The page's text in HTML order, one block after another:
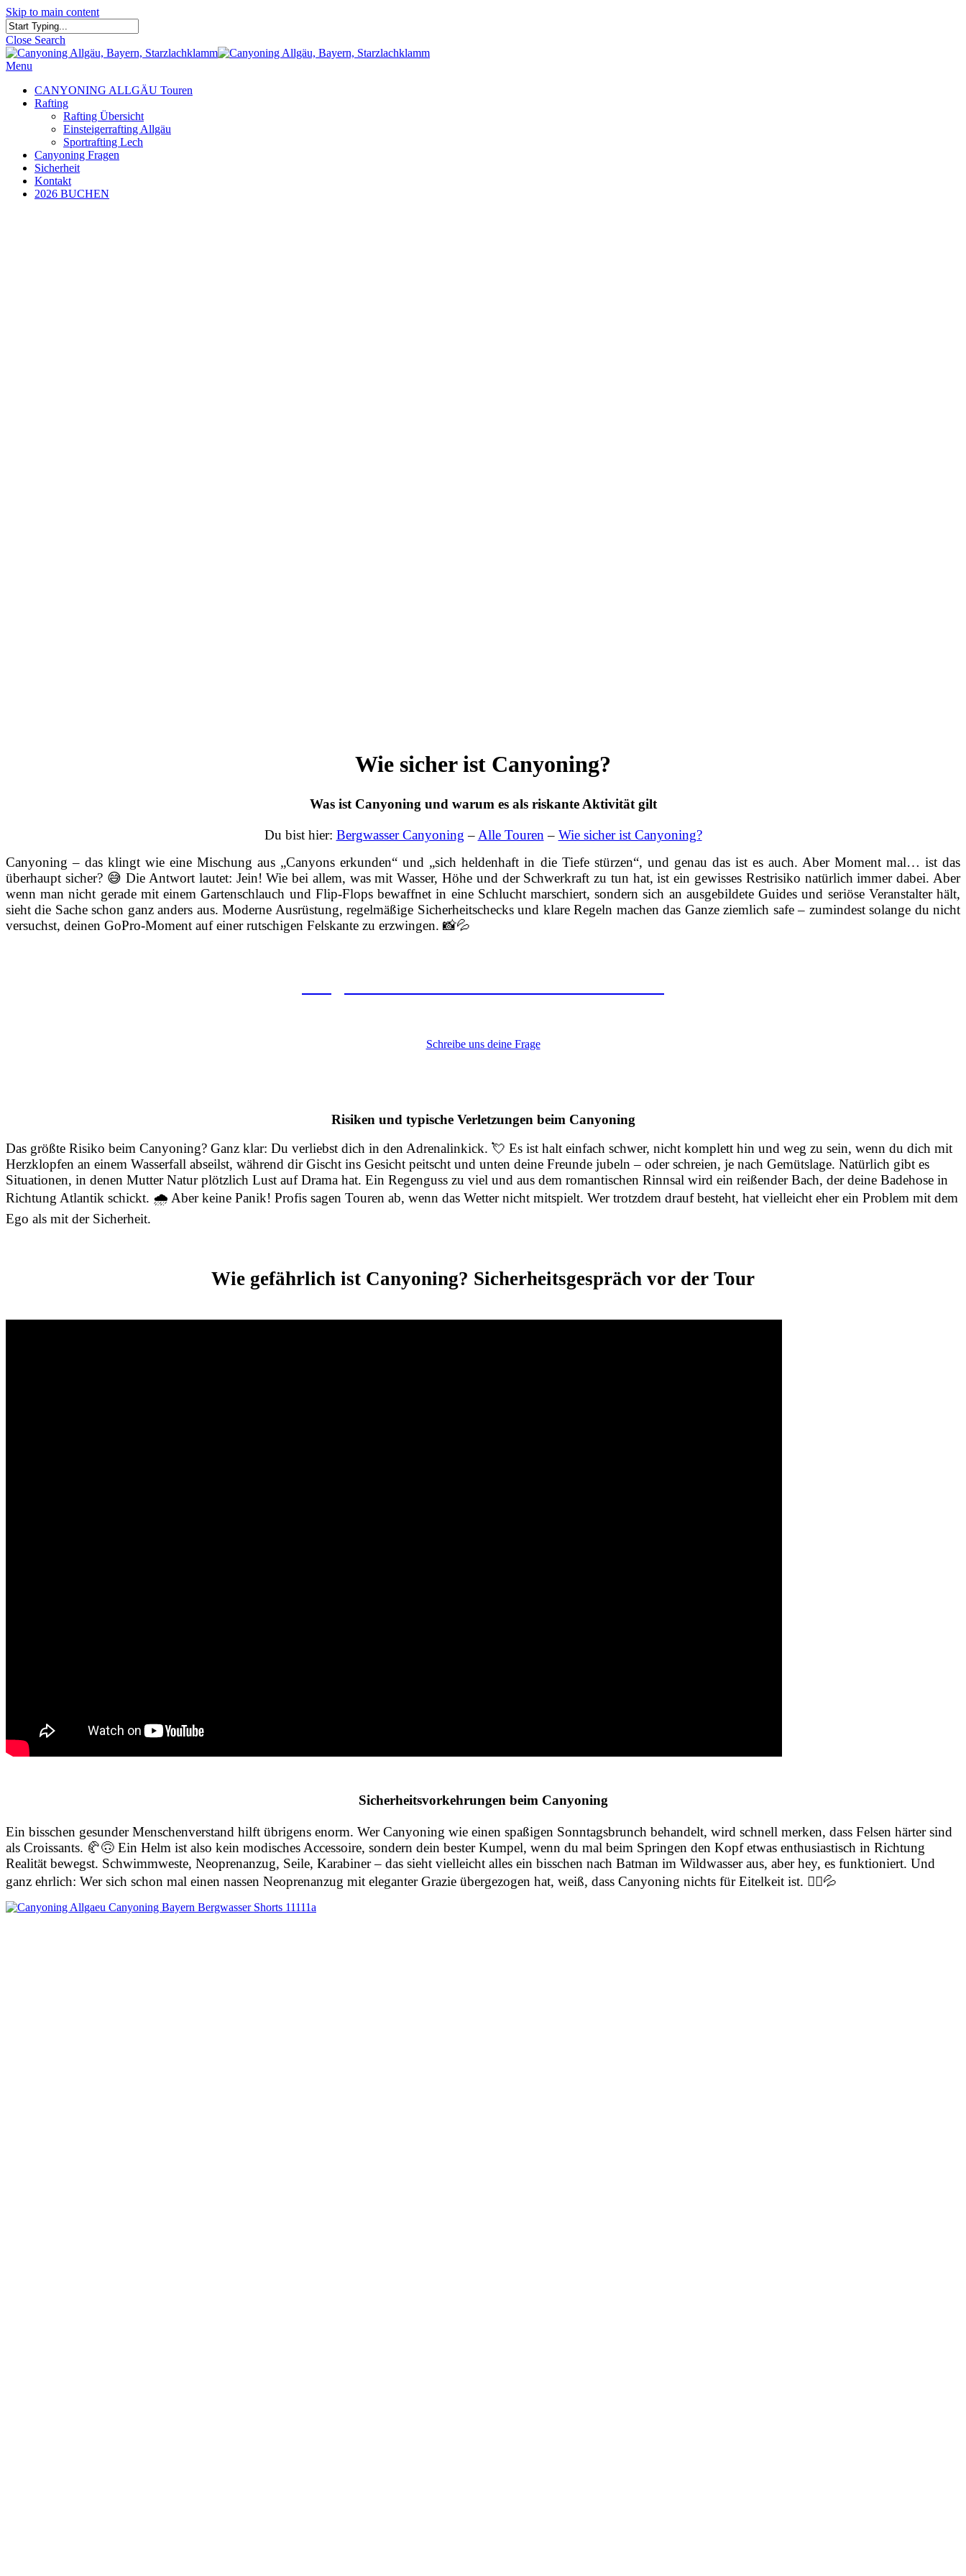
Skip to main content
Close Search
Menu
CANYONING ALLGÄU Touren
Rafting
Rafting Übersicht
Einsteigerrafting Allgäu
Sportrafting Lech
Canyoning Fragen
Sicherheit
Kontakt
2026 BUCHEN
Wie sicher ist Canyoning?
Was ist Canyoning und warum es als riskante Aktivität gilt
Du bist hier: Bergwasser Canyoning – Alle Touren – Wie sicher ist Canyoning?
Canyoning – das klingt wie eine Mischung aus „Canyons erkunden“ und „sich heldenhaft in die Tiefe stürzen“, und genau das ist es auch. Aber Moment mal… ist das
überhaupt sicher? 😅 Die Antwort lautet: Jein! Wie bei allem, was mit Wasser, Höhe und der Schwerkraft zu tun hat, ist ein gewisses Restrisiko natürlich immer dabei. Aber
wenn man nicht gerade mit einem Gartenschlauch und Flip-Flops bewaffnet in eine Schlucht marschiert, sondern sich an ausgebildete Guides und seriöse Veranstalter hält,
sieht die Sache schon ganz anders aus. Moderne Ausrüstung, regelmäßige Sicherheitschecks und klare Regeln machen das Ganze ziemlich safe – zumindest solange du nicht
versuchst, deinen GoPro-Moment auf einer rutschigen Felskante zu erzwingen. 📸💦
Schreibe uns deine Frage
Risiken und typische Verletzungen beim Canyoning
Das größte Risiko beim Canyoning? Ganz klar: Du verliebst dich in den Adrenalinkick. 💘 Es ist halt einfach schwer, nicht komplett hin und weg zu sein, wenn du dich mit
Herzklopfen an einem Wasserfall abseilst, während dir Gischt ins Gesicht peitscht und unten deine Freunde jubeln – oder schreien, je nach Gemütslage. Natürlich gibt es
Situationen, in denen Mutter Natur plötzlich Lust auf Drama hat. Ein Regenguss zu viel und aus dem romantischen Rinnsal wird ein reißender Bach, der deine Badehose in
Richtung Atlantik schickt. 🌧️ Aber keine Panik! Profis sagen Touren ab, wenn das Wetter nicht mitspielt. Wer trotzdem drauf besteht, hat vielleicht eher ein Problem mit dem
Ego als mit der Sicherheit.
Wie gefährlich ist Canyoning? Sicherheitsgespräch vor der Tour
Sicherheitsvorkehrungen beim Canyoning
Ein bisschen gesunder Menschenverstand hilft übrigens enorm. Wer Canyoning wie einen spaßigen Sonntagsbrunch behandelt, wird schnell merken, dass Felsen härter sind
als Croissants. 🥐🙃 Ein Helm ist also kein modisches Accessoire, sondern dein bester Kumpel, wenn du mal beim Springen den Kopf etwas enthusiastisch in Richtung
Realität bewegst. Schwimmweste, Neoprenanzug, Seile, Karabiner – das sieht vielleicht alles ein bisschen nach Batman im Wildwasser aus, aber hey, es funktioniert. Und
ganz ehrlich: Wer sich schon mal einen nassen Neoprenanzug mit eleganter Grazie übergezogen hat, weiß, dass Canyoning nichts für Eitelkeit ist. 🦸‍♂️💦